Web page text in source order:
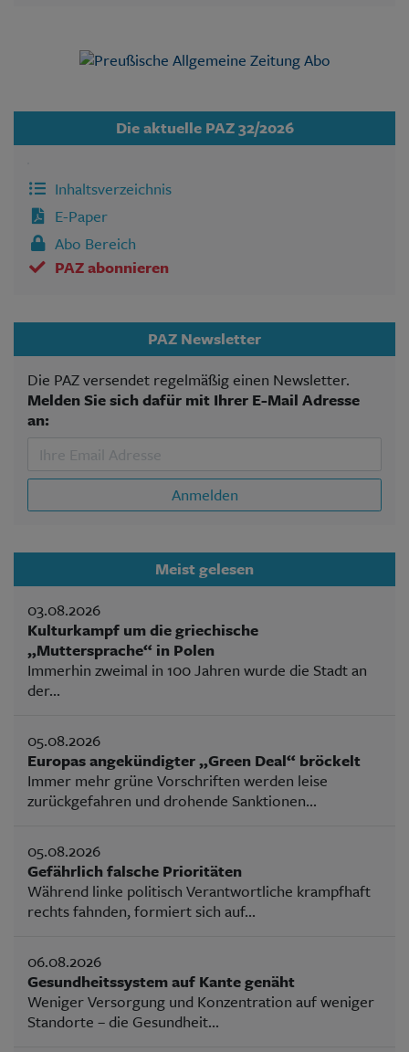
Die aktuelle PAZ 32/2026
Inhaltsverzeichnis
E-Paper
Abo Bereich
PAZ abonnieren
PAZ Newsletter
Die PAZ versendet regelmäßig einen Newsletter.
Melden Sie sich dafür mit Ihrer E-Mail Adresse
an:
Anmelden
Meist gelesen
03.08.2026
Kulturkampf um die griechische
„Muttersprache“ in Polen
Immerhin zweimal in 100 Jahren wurde die Stadt an
der...
05.08.2026
Europas angekündigter „Green Deal“ bröckelt
Immer mehr grüne Vorschriften werden leise
zurückgefahren und drohende Sanktionen...
05.08.2026
Gefährlich falsche Prioritäten
Während linke politisch Verantwortliche krampfhaft
rechts fahnden, formiert sich auf...
06.08.2026
Gesundheitssystem auf Kante genäht
Weniger Versorgung und Konzentration auf weniger
Standorte – die Gesundheit...